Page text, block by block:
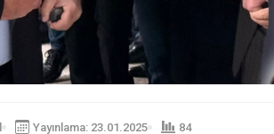
Yayınlama: 23.01.2025 84